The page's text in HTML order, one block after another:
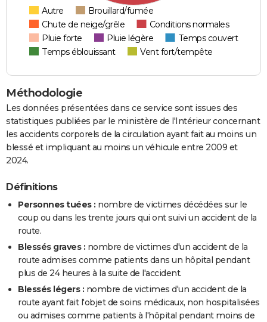
Autre
Brouillard/fumée
Chute de neige/grêle
Conditions normales
Pluie forte
Pluie légère
Temps couvert
Temps éblouissant
Vent fort/tempête
Méthodologie
Les données présentées dans ce service sont issues des
statistiques publiées par le ministère de l'Intérieur concernant
les accidents corporels de la circulation ayant fait au moins un
blessé et impliquant au moins un véhicule entre 2009 et
2024.
Définitions
Personnes tuées : nombre de victimes décédées sur le
coup ou dans les trente jours qui ont suivi un accident de la
route.
Blessés graves : nombre de victimes d'un accident de la
route admises comme patients dans un hôpital pendant
plus de 24 heures à la suite de l'accident.
Blessés légers : nombre de victimes d'un accident de la
route ayant fait l'objet de soins médicaux, non hospitalisées
ou admises comme patients à l'hôpital pendant moins de